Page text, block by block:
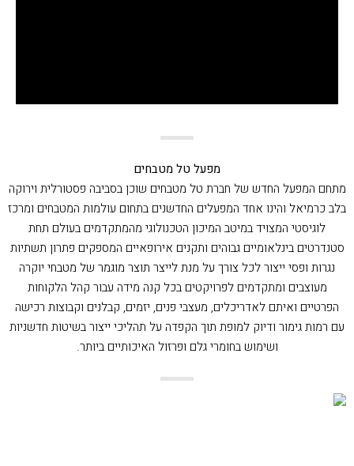
מפעל טל מטבחים
מתחם המפעל החדש של חברת טל מטבחים שוכן בסביבה פסטורלית וירוקה
בלב כרמיאל והינו אחד המפעלים החדשנים בתחום עולמות המטבחים ומרכז
לוגיסטי המצויד במיטב המיכון הטכנולוגי מהמתקדמים בעולם תחת
סטנדרטים בינלאומיים גבוהים ותקנים אירופאיים המספקים פתרון תשתיות
נגרות ופסי ייצור לכל צורך על מנת לייצר תוצר מוגמר של מטבחי יוקרה
מעוצבים ומתקדמים לפרויקטים בכל קנה מידה עבור קהל הלקוחות
הפרטיים ואיתם לאדריכלים, מעצבי פנים, יזמים, קבלנים וקבוצות רכישה
עם רמות גימור ודיוק למופת תוך הקפדה על תהליכי ייצור בשיטות חדשניות
ושימוש בחומרי גלם ופרזול האיכותיים ביותר.